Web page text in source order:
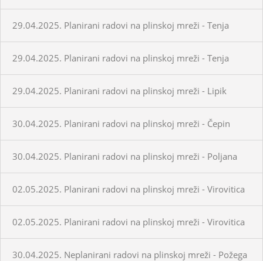
29.04.2025. Planirani radovi na plinskoj mreži - Tenja
29.04.2025. Planirani radovi na plinskoj mreži - Tenja
29.04.2025. Planirani radovi na plinskoj mreži - Lipik
30.04.2025. Planirani radovi na plinskoj mreži - Čepin
30.04.2025. Planirani radovi na plinskoj mreži - Poljana
02.05.2025. Planirani radovi na plinskoj mreži - Virovitica
02.05.2025. Planirani radovi na plinskoj mreži - Virovitica
30.04.2025. Neplanirani radovi na plinskoj mreži - Požega